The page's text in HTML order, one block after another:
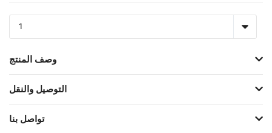
وصف المنتج
التوصيل والنقل
تواصل بنا